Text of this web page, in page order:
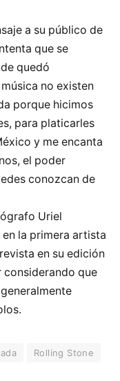
a su público de
que se
quedó
no existen
porque hicimos
para platicarles
y me encanta
el poder
conozcan de
Uriel
la primera artista
en su edición
considerando que
Rolling Stone